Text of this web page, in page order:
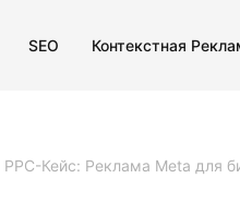
SEO Контекстная
РРС-Кейс: Реклама Meta для